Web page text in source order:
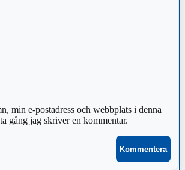
min e-postadress och webbplats i denna
gång jag skriver en kommentar.